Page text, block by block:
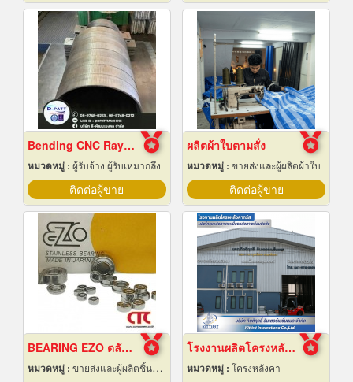
Bending CNC Rayong
หมวดหมู่ : ผู้รับจ้าง ผู้รับเหมากลึง
ติดต่อผู้ขาย
ผลิตผ้าใบตามสั่ง
หมวดหมู่ : ขายส่งและผู้ผลิตผ้าใบ
ติดต่อผู้ขาย
BEARING EZO ตลับลูกปืน ยี่ห้อ EZO
หมวดหมู่ : ขายส่งและผู้ผลิตชิ้นส่วนและอะไหล่เครื่องจักรกล
โรงงานผลิตโครงหลังคาสำเร็จรูป
หมวดหมู่ : โครงหลังคา